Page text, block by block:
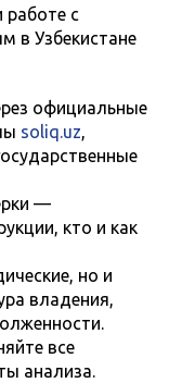
работе с
в Узбекистане
официальные
soliq.uz,
—
кто и как
но и
владения,
все
анализа.